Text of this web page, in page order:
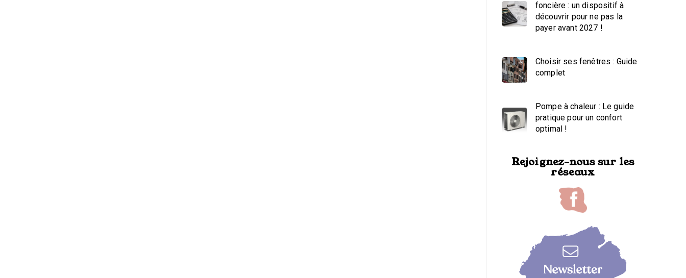
foncière : un dispositif à
découvrir pour ne pas la
payer avant 2027 !
Choisir ses fenêtres : Guide
complet
Pompe à chaleur : Le guide
pratique pour un confort
optimal !
Rejoignez-nous sur les
réseaux